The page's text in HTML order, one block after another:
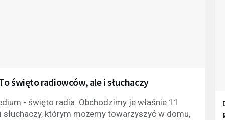
święto radiowców, ale i słuchaczy
- święto radia. Obchodzimy je właśnie 11
którym możemy towarzyszyć w domu,